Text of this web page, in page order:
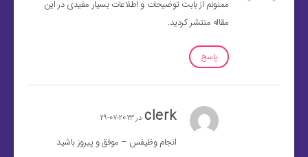
ممنونم از بابت توضیحات و اطلاعات بسیار مفیدی در این
مقاله منتشر کردید.
پاسخ
clerk در 2023-07-29
انجام وظیفس – موفق و پیروز باشید